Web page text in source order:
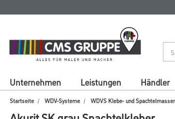
springen
springen
Unternehmen Leistungen Händler
Startseite WDV-Systeme WDVS Klebe- und